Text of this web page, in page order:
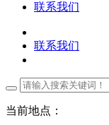
联系我们
联系我们
当前地点：